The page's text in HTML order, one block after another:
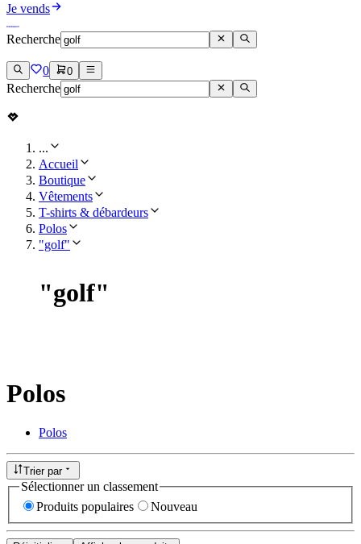
Je vends
Recherche
0 0
Recherche
...
Accueil
Boutique
Vêtements
T-shirts & débardeurs
Polos
"golf"
"golf"
Polos
Polos
Trier par
Sélectionner un classement
Produits populaires
Nouveau